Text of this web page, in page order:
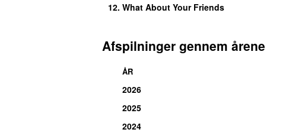
12. What About Your Friends
Afspilninger gennem årene
ÅR
2026
2025
2024